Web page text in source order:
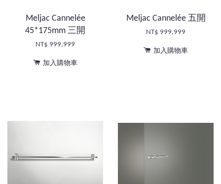
Meljac Cannelée
45*175mm 三開
NT$ 999,999
加入購物車
Meljac Cannelée 五開
NT$ 999,999
加入購物車